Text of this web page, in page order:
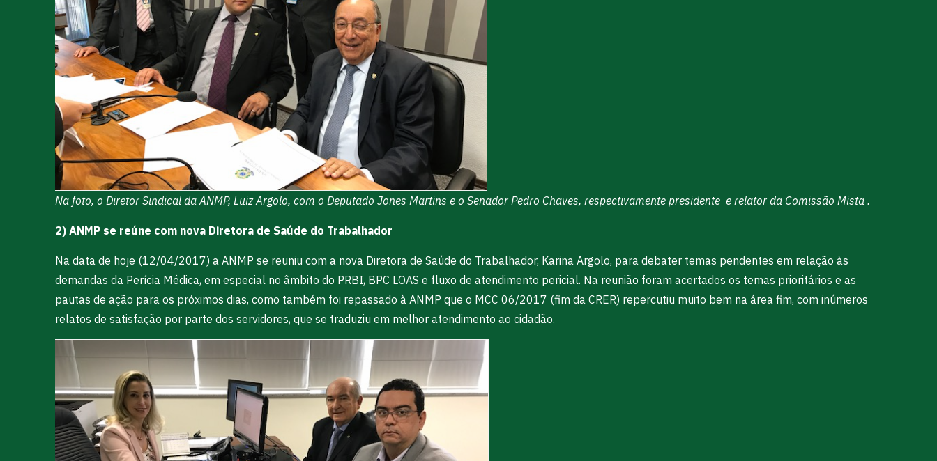
Na foto, o Diretor Sindical da ANMP, Luiz Argolo, com o Deputado Jones Martins e o Senador Pedro Chaves, respectivamente presidente e relator da Comissão Mista .
2) ANMP se reúne com nova Diretora de Saúde do Trabalhador
Na data de hoje (12/04/2017) a ANMP se reuniu com a nova Diretora de Saúde do Trabalhador, Karina Argolo, para debater temas pendentes em relação às
demandas da Perícia Médica, em especial no âmbito do PRBI, BPC LOAS e fluxo de atendimento pericial. Na reunião foram acertados os temas prioritários e as
pautas de ação para os próximos dias, como também foi repassado à ANMP que o MCC 06/2017 (fim da CRER) repercutiu muito bem na área fim, com inúmeros
relatos de satisfação por parte dos servidores, que se traduziu em melhor atendimento ao cidadão.